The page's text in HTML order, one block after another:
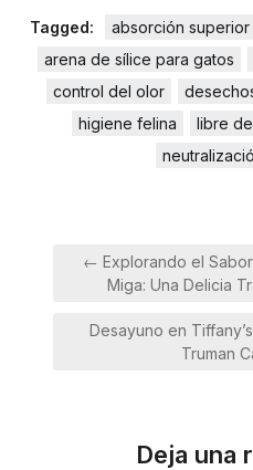
Tagged: absorción superior
arena de sílice para gatos
control del olor
higiene felina
libre
Navegación
← Explorando el
Miga: Una Delicia
Desayuno en
Truman
Deja una